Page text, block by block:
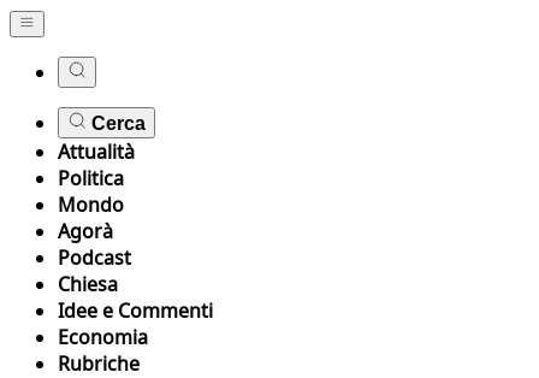
Cerca
Attualità
Politica
Mondo
Agorà
Podcast
Chiesa
Idee e Commenti
Economia
Rubriche